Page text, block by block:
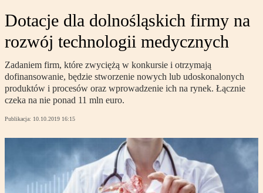
Dotacje dla dolnośląskich firmy na
rozwój technologii medycznych
Zadaniem firm, które zwyciężą w konkursie i otrzymają
dofinansowanie, będzie stworzenie nowych lub udoskonalonych
produktów i procesów oraz wprowadzenie ich na rynek. Łącznie
czeka na nie ponad 11 mln euro.
Publikacja: 10.10.2019 16:15